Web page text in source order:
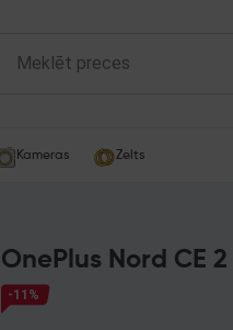
Kameras Zelts
OnePlus Nord CE 2
-11%